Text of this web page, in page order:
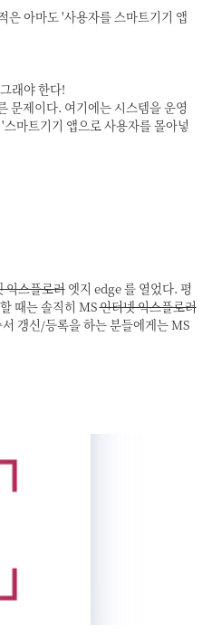
은 아마도 '사용자를 스마트기기 앱
래야 한다!
문제이다. 여기에는 시스템을 운영
마트기기 앱으로 사용자를 몰아넣
익스플로러엣지 edge 를 열었다. 평
때는 솔직히 MS인터넷 익스플로러
갱신/등록을 하는 분들에게는MS